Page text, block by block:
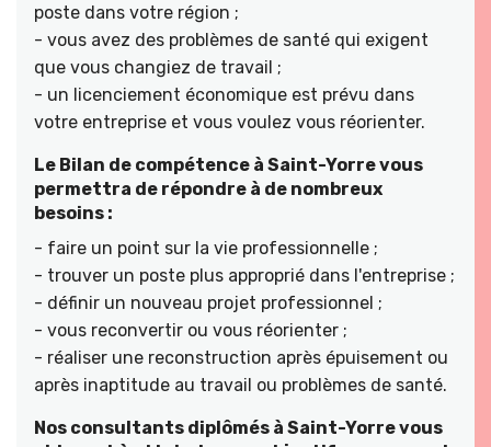
poste dans votre région ;
- vous avez des problèmes de santé qui exigent
que vous changiez de travail ;
- un licenciement économique est prévu dans
votre entreprise et vous voulez vous réorienter.
Le Bilan de compétence à Saint-Yorre vous
permettra de répondre à de nombreux
besoins :
- faire un point sur la vie professionnelle ;
- trouver un poste plus approprié dans l'entreprise ;
- définir un nouveau projet professionnel ;
- vous reconvertir ou vous réorienter ;
- réaliser une reconstruction après épuisement ou
après inaptitude au travail ou problèmes de santé.
Nos consultants diplômés à Saint-Yorre vous